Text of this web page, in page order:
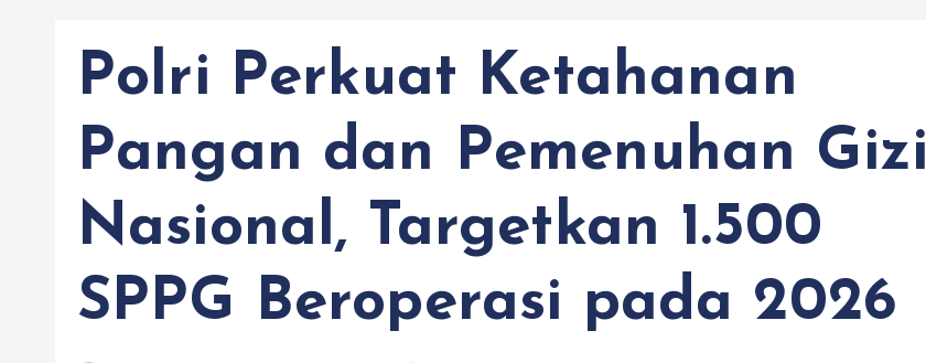
Polri Perkuat Ketahanan
Pangan dan Pemenuhan Gizi
Nasional, Targetkan 1.500
SPPG Beroperasi pada 2026